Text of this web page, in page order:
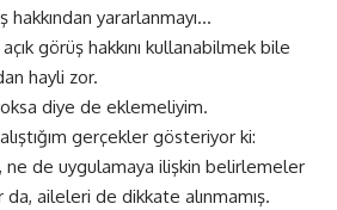
hakkından yararlanmayı…
görüş hakkını kullanabilmek bile
hayli zor.
diye de eklemeliyim.
gerçekler gösteriyor ki:
ne de uygulamaya ilişkin belirlemeler
aileleri de dikkate alınmamış.